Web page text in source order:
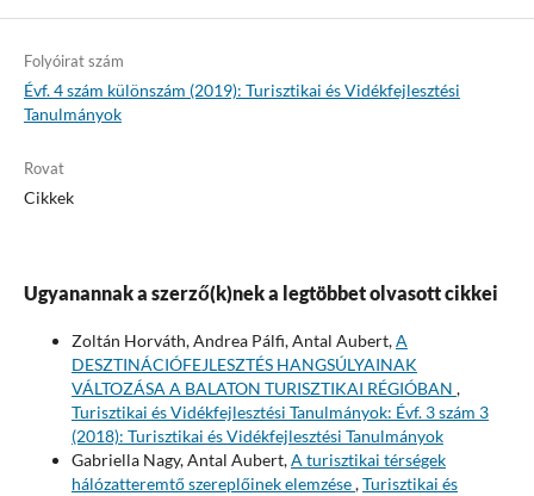
Folyóirat szám
Évf. 4 szám különszám (2019): Turisztikai és Vidékfejlesztési
Tanulmányok
Rovat
Cikkek
Ugyanannak a szerző(k)nek a legtöbbet olvasott cikkei
Zoltán Horváth, Andrea Pálfi, Antal Aubert,A
DESZTINÁCIÓFEJLESZTÉS HANGSÚLYAINAK
VÁLTOZÁSA A BALATON TURISZTIKAI RÉGIÓBAN ,
Turisztikai és Vidékfejlesztési Tanulmányok: Évf. 3 szám 3
(2018): Turisztikai és Vidékfejlesztési Tanulmányok
Gabriella Nagy, Antal Aubert,A turisztikai térségek
hálózatteremtő szereplőinek elemzése,Turisztikai és